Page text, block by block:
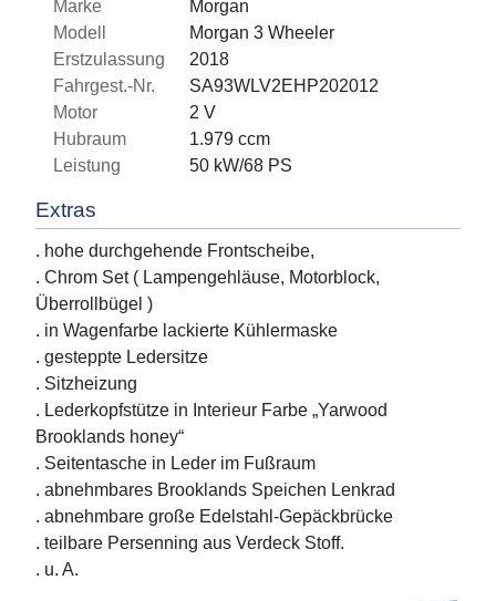
Marke
Morgan
Modell
Morgan 3 Wheeler
Erstzulassung
2018
Fahrgest.-Nr.
SA93WLV2EHP202012
Motor
2 V
Hubraum
1.979 ccm
Leistung
50 kW/68 PS
Extras
. hohe durchgehende Frontscheibe,
. Chrom Set ( Lampengehläuse, Motorblock,
Überrollbügel )
. in Wagenfarbe lackierte Kühlermaske
. gesteppte Ledersitze
. Sitzheizung
. Lederkopfstütze in Interieur Farbe „Yarwood
Brooklands honey“
. Seitentasche in Leder im Fußraum
. abnehmbares Brooklands Speichen Lenkrad
. abnehmbare große Edelstahl-Gepäckbrücke
. teilbare Persenning aus Verdeck Stoff.
. u. A.